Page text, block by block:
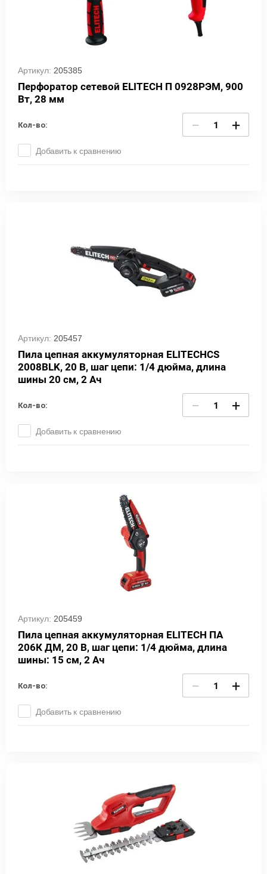
Артикул: 205385
Перфоратор сетевой ELITECH П 0928РЭМ, 900
Вт, 28 мм
Кол-во: − +
Добавить к сравнению
Артикул: 205457
Пила цепная аккумуляторная ELITECHCS
2008BLK, 20 В, шаг цепи: 1/4 дюйма, длина
шины 20 см, 2 Ач
Кол-во: − +
Добавить к сравнению
Артикул: 205459
Пила цепная аккумуляторная ELITECH ПА
206К ДМ, 20 В, шаг цепи: 1/4 дюйма, длина
шины: 15 см, 2 Ач
Кол-во: − +
Добавить к сравнению